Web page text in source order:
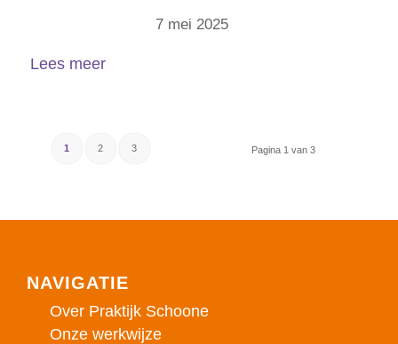
7 mei 2025
Lees meer
Pagina 1 van 3
1 2 3
NAVIGATIE
Over Praktijk Schoone
Onze werkwijze